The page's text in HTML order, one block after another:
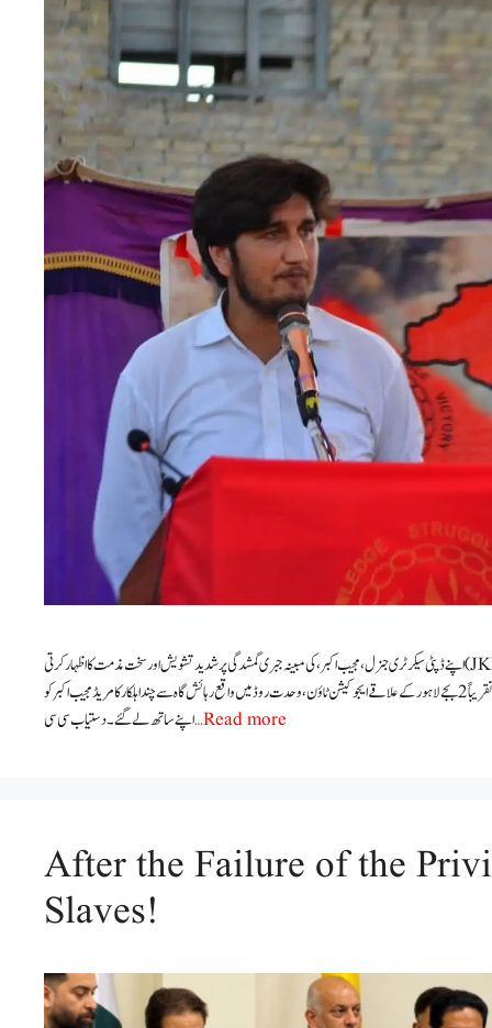
جموں کشمیر نیشنل سٹوڈنٹس فیڈریشن⁦(JKNSF)⁩اپنے ڈپٹی سیکرٹری جنرل، مجیب اکبر، کی مبینہ جبری گمشدگی پر شدید تشویش اور سخت مذمت کا اظہار کرتی
ہے۔ اطلاعات کے مطابق⁦17⁩جولائی کو دوپہر تقریباً⁦2⁩بجے لاہور کے علاقے ایجوکیشن ٹاؤن، وحدت روڈ میں واقع رہائش گاہ سے چند اہلکار کامریڈ مجیب اکبر کو
اپنے ساتھ لے گئے۔ دستیاب سی سی …Read more
After the Failure of the
Slaves!